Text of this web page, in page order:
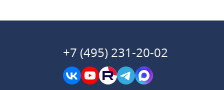
+7 (495) 231-20-02